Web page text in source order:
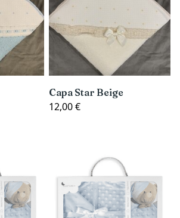
Capa Star Beige
12,00 €